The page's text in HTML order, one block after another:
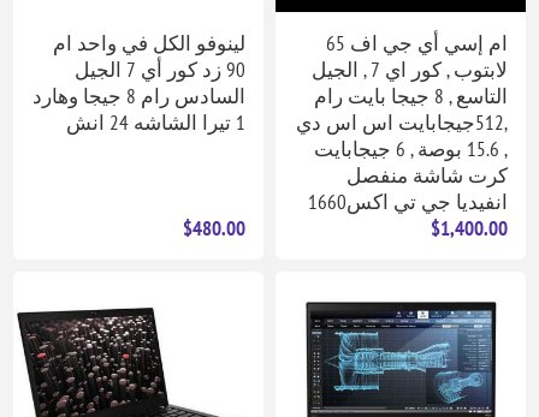
ام إسي أي جي اف 65
لابتوب , كور اي 7 , الجيل
التاسع , 8 جيجا بايت رام
,512جيجابايت اس اس دي
, 15.6 بوصة , 6 جيجابايت
كرت شاشة منفصل
انفيديا جي تي اكس1660
$1,400.00
لينوفو الكل في واحد ام
90 زد كور أي 7 الجيل
السادس رام 8 جيجا وهارد
1 تيرا الشاشه 24 انش
$480.00